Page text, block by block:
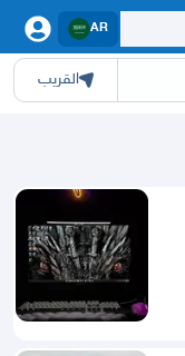
AR
القريب
برمجةالحدائق حائلأبهاعسيرالباحة